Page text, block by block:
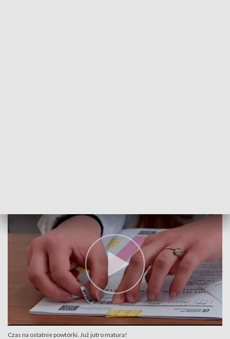
Czas na ostatnie powtórki. Już jutro matura!